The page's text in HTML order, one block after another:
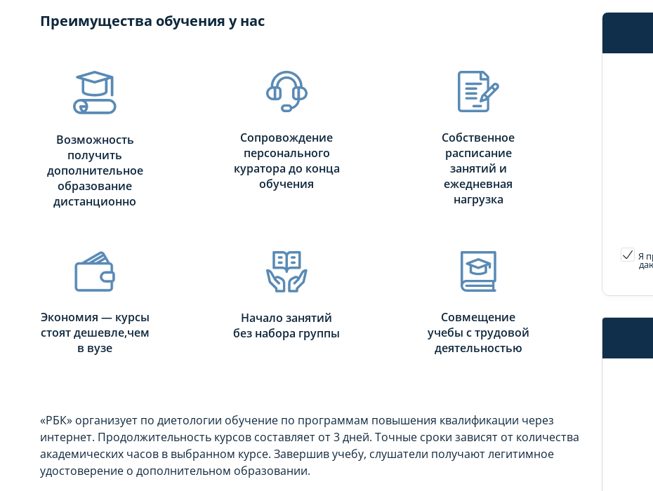
Я
Преимущества обучения у нас
Возможность
получить
дополнительное
образование
дистанционно
Сопровождение
персонального
куратора до конца
обучения
Собственное
расписание
занятий и
ежедневная
нагрузка
Экономия — курсы
стоят дешевле,чем
в вузе
Начало занятий
без набора группы
Совмещение
учебы с трудовой
деятельностью
«РБК» организует по диетологии обучение по программам повышения квалификации через
интернет. Продолжительность курсов составляет от 3 дней. Точные сроки зависят от количества
академических часов в выбранном курсе. Завершив учебу, слушатели получают легитимное
удостоверение о дополнительном образовании.